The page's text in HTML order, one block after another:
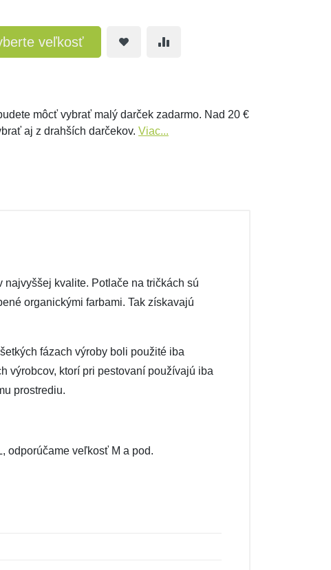
veľkosť
môcť vybrať malý darček zadarmo. Nad 20 €
aj z drahších darčekov. Viac...
kvalite. Potlače na tričkách sú
organickými farbami. Tak získavajú
fázach výroby boli použité iba
výrobcov, ktorí pri pestovaní používajú iba
prostrediu.
odporúčame veľkosť M a pod.